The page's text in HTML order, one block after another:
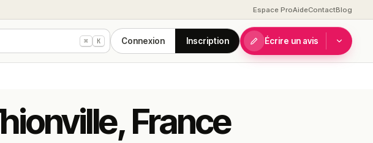
Espace ProAideContactBlog
⌘ K Connexion Inscription Écrire un avis
France